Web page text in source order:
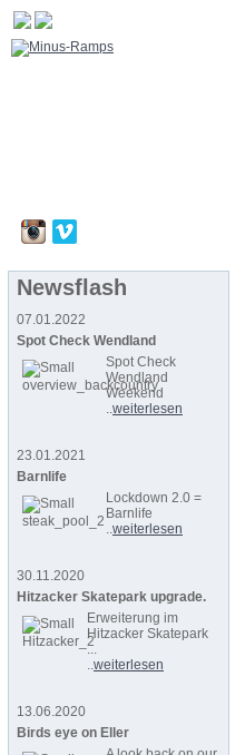
Newsflash
07.01.2022
Spot Check Wendland
Spot Check
Wendland
Weekend
..weiterlesen
23.01.2021
Barnlife
Lockdown 2.0 =
Barnlife
..weiterlesen
30.11.2020
Hitzacker Skatepark upgrade.
Erweiterung im
Hitzacker Skatepark
...
..weiterlesen
13.06.2020
Birds eye on Eller